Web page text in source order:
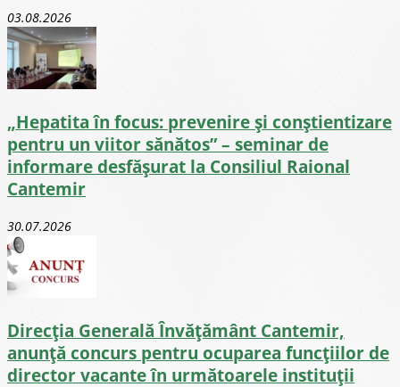
03.08.2026
„Hepatita în focus: prevenire și conștientizare
pentru un viitor sănătos” – seminar de
informare desfășurat la Consiliul Raional
Cantemir
30.07.2026
Direcţia Generală Învăţământ Cantemir,
anunță concurs pentru ocuparea funcţiilor de
director vacante în următoarele instituții